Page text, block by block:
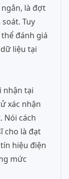
là đợt
Tuy
đánh giá
liệu tại
nhận tại
xác nhận
Nói cách
cho là đạt
hiệu điện
mức